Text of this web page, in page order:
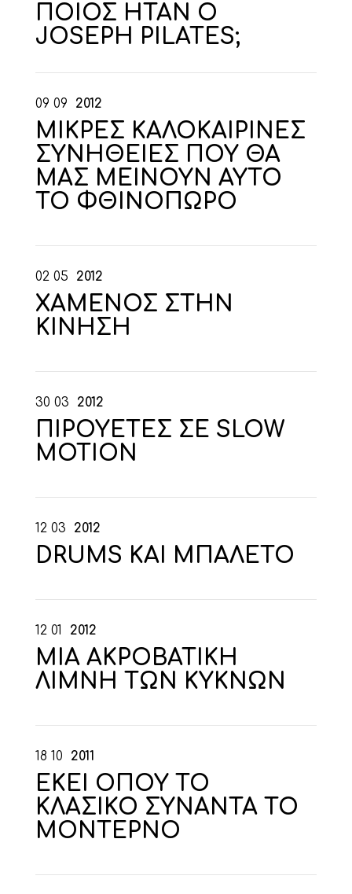
ΠΟΙΟΣ ΗΤΑΝ Ο
JOSEPH PILATES;
09 09 2012
ΜΙΚΡΕΣ ΚΑΛΟΚΑΙΡΙΝΕΣ
ΣΥΝΗΘΕΙΕΣ ΠΟΥ ΘΑ
ΜΑΣ ΜΕΙΝΟΥΝ ΑΥΤΟ
ΤΟ ΦΘΙΝΟΠΩΡΟ
02 05 2012
ΧΑΜΕΝΟΣ ΣΤΗΝ
ΚΙΝΗΣΗ
30 03 2012
ΠΙΡΟΥΕΤΕΣ ΣΕ SLOW
MOTION
12 03 2012
DRUMS ΚΑΙ ΜΠΑΛΕΤΟ
12 01 2012
ΜΙΑ ΑΚΡΟΒΑΤΙΚΗ
ΛΙΜΝΗ ΤΩΝ ΚΥΚΝΩΝ
18 10 2011
ΕΚΕΙ ΟΠΟΥ ΤΟ
ΚΛΑΣΙΚΟ ΣΥΝΑΝΤΑ ΤΟ
ΜΟΝΤΕΡΝΟ